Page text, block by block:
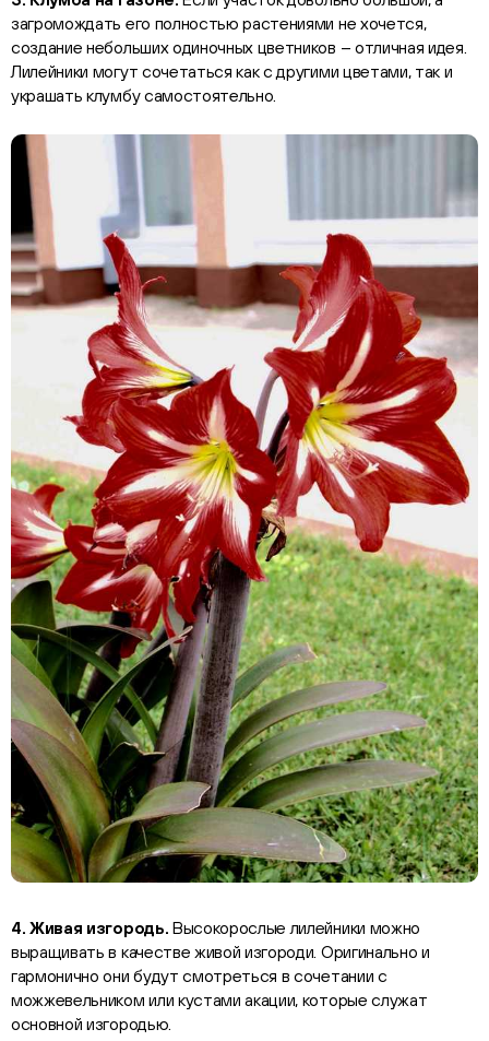
загромождать его полностью растениями не хочется,
создание небольших одиночных цветников – отличная идея.
Лилейники могут сочетаться как с другими цветами, так и
украшать клумбу самостоятельно.
4. Живая изгородь. Высокорослые лилейники можно
выращивать в качестве живой изгороди. Оригинально и
гармонично они будут смотреться в сочетании с
можжевельником или кустами акации, которые служат
основной изгородью.